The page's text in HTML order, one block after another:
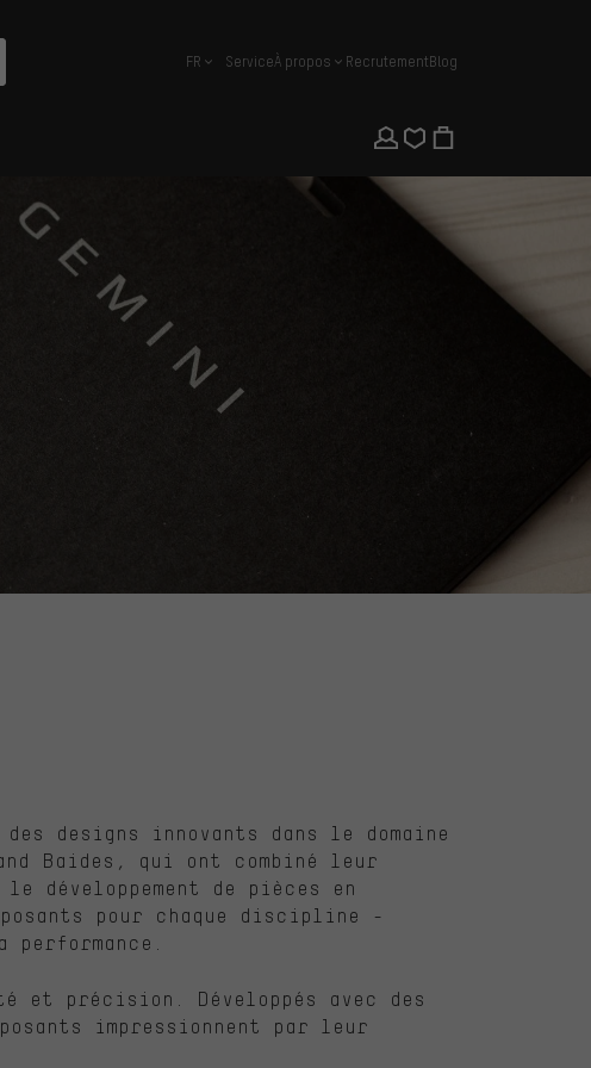
français
FR ServiceÀ propos RecrutementBlog
designs innovants dans le domaine
Baides, qui ont combiné leur
développement de pièces en
pour chaque discipline -
et précision. Développés avec des
impressionnent par leur